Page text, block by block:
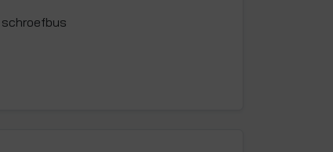
schroefbus